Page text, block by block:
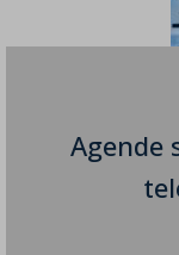
Agende
pedidos
terapia